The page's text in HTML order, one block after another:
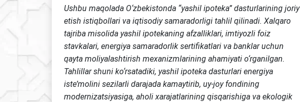
Ushbu maqolada O‘zbekistonda “yashil ipoteka” dasturlarining joriy
etish istiqbollari va iqtisodiy samaradorligi tahlil qilinadi. Xalqaro
tajriba misolida yashil ipotekaning afzalliklari, imtiyozli foiz
stavkalari, energiya samaradorlik sertifikatlari va banklar uchun
qayta moliyalashtirish mexanizmlarining ahamiyati o‘rganilgan.
Tahlillar shuni ko‘rsatadiki, yashil ipoteka dasturlari energiya
iste’molini sezilarli darajada kamaytirib, uy-joy fondining
modernizatsiyasiga, aholi xarajatlarining qisqarishiga va ekologik